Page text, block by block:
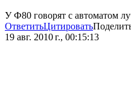
У Ф80 говорят с автоматом
ОтветитьЦитировать
19 авг. 2010 г., 00:15:13